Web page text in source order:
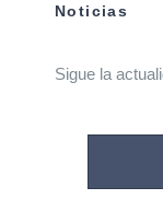
Noticias
Sigue la